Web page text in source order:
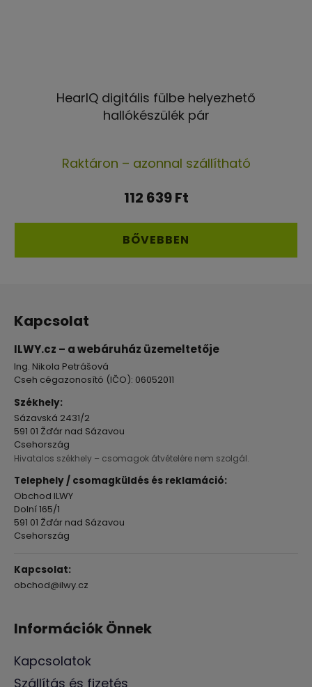
HearIQ digitális fülbe helyezhető
hallókészülék pár
termék
átlagos
5-
ből
Raktáron – azonnal szállítható
112 639 Ft
BŐVEBBEN
Kapcsolat
ILWY.cz – a webáruház üzemeltetője
Ing. Nikola Petrášová
Cseh cégazonosító (IČO): 06052011
Székhely:
Sázavská 2431/2
591 01 Žďár nad Sázavou
Csehország
Hivatalos székhely – csomagok átvételére nem szolgál.
Telephely / csomagküldés és reklamáció:
Obchod ILWY
Dolní 165/1
591 01 Žďár nad Sázavou
Csehország
Kapcsolat:
obchod@ilwy.cz
Információk Önnek
Kapcsolatok
Szállítás és fizetés